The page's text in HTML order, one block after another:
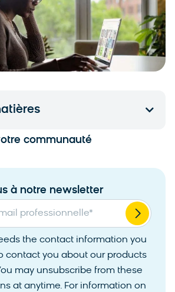
communauté
à notre newsletter
professionnelle*
the contact information you
contact you about our products
may unsubscribe from these
at anytime. For information on